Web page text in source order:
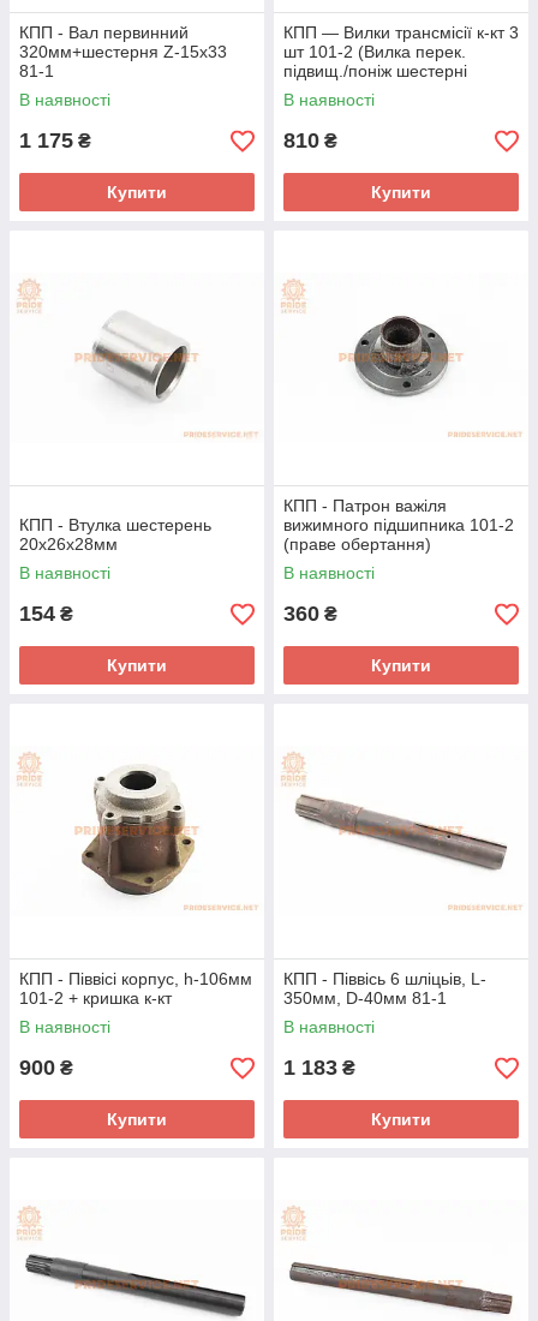
КПП - Вал первинний
320мм+шестерня Z-15x33
81-1
В наявності
1 175 ₴
Купити
КПП — Вилки трансмісії к-кт 3
шт 101-2 (Вилка перек.
підвищ./поніж шестерні
"вузька")
В наявності
810 ₴
Купити
КПП - Втулка шестерень
20х26х28мм
В наявності
154 ₴
Купити
КПП - Патрон важіля
вижимного підшипника 101-2
(праве обертання)
В наявності
360 ₴
Купити
КПП - Піввісі корпус, h-106мм
101-2 + кришка к-кт
В наявності
900 ₴
Купити
КПП - Піввісь 6 шліцьів, L-
350мм, D-40мм 81-1
В наявності
1 183 ₴
Купити